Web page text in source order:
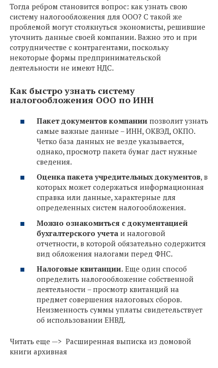
Тогда ребром становится вопрос: как узнать свою
систему налогообложения для ООО? С такой же
проблемой могут столкнуться экономисты, решившие
уточнить данные своей компании. Важно это и при
сотрудничестве с контрагентами, поскольку
некоторые формы предпринимательской
деятельности не имеют НДС.
Как быстро узнать систему
налогообложения ООО по ИНН
Пакет документов компании позволит узнать
самые важные данные – ИНН, ОКВЭД, ОКПО.
Четко база данных не везде указывается,
однако, просмотр пакета бумаг даст нужные
сведения.
Оценка пакета учредительных документов, в
которых может содержаться информационная
справка или данные, характерные для
определенных систем налогообложения.
Можно ознакомиться с документацией
бухгалтерского учета и налоговой
отчетности, в которой обязательно содержится
вид обложения налогами перед ФНС.
Налоговые квитанции. Еще один способ
определить налогообложение собственной
деятельности – просмотр квитанций на
предмет совершения налоговых сборов.
Неизменность суммы уплаты свидетельствует
об использовании ЕНВД.
Читать еще —> Расширенная выписка из домовой
книги архивная